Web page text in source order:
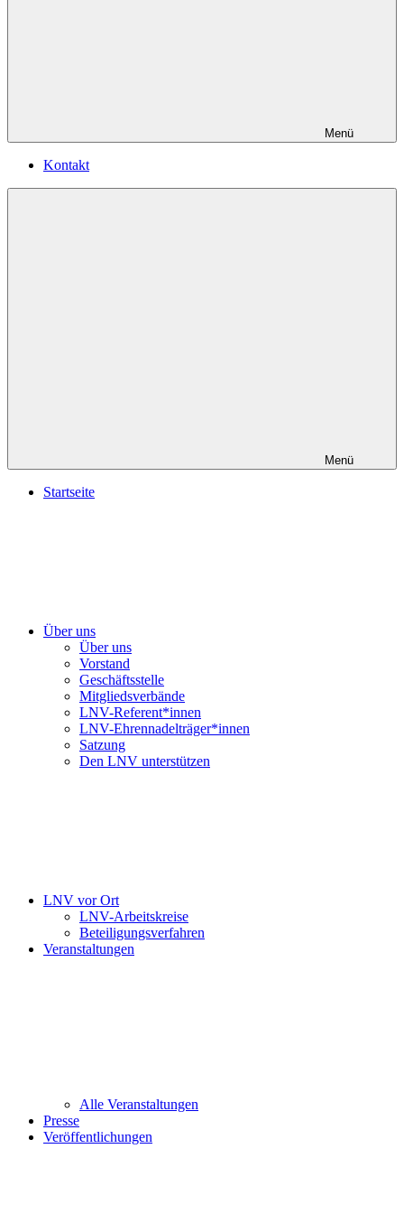
Menü
Kontakt
Menü
Startseite
Über uns
Über uns
Vorstand
Geschäftsstelle
Mitgliedsverbände
LNV-Referent*innen
LNV-Ehrennadelträger*innen
Satzung
Den LNV unterstützen
LNV vor Ort
LNV-Arbeitskreise
Beteiligungsverfahren
Veranstaltungen
Alle Veranstaltungen
Presse
Veröffentlichungen